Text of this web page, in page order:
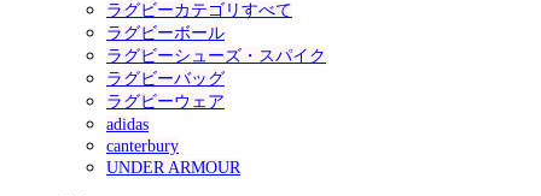
ラグビーカテゴリすべて
ラグビーボール
ラグビーシューズ・スパイク
ラグビーバッグ
ラグビーウェア
adidas
canterbury
UNDER ARMOUR